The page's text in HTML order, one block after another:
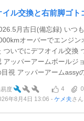
イル交換と右前脚ゴト
月吉日(備忘録) いつ
オーバーでエンジン
ついでにデフオイル交換
アッパーアームボールジ
目視 アッパーアームassy
度 4 0
年8月4日 13:06
ケメ夫さん